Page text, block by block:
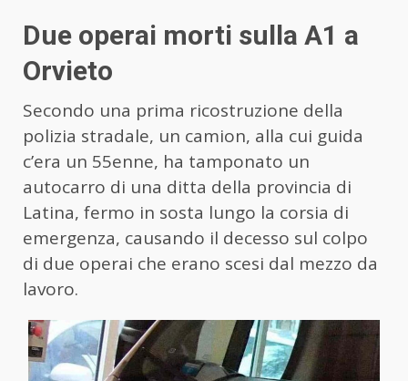
Due operai morti sulla A1 a
Orvieto
Secondo una prima ricostruzione della
polizia stradale, un camion, alla cui guida
c’era un 55enne, ha tamponato un
autocarro di una ditta della provincia di
Latina, fermo in sosta lungo la corsia di
emergenza, causando il decesso sul colpo
di due operai che erano scesi dal mezzo da
lavoro.